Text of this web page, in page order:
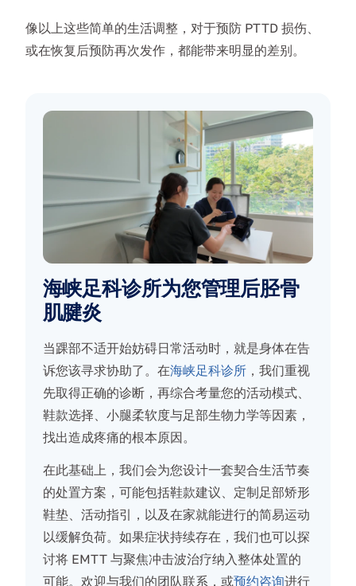
像以上这些简单的生活调整，对于预防 PTTD 损伤、
或在恢复后预防再次发作，都能带来明显的差别。
海峡足科诊所为您管理后胫骨
肌腱炎
当踝部不适开始妨碍日常活动时，就是身体在告
诉您该寻求协助了。在海峡足科诊所，我们重视
先取得正确的诊断，再综合考量您的活动模式、
鞋款选择、小腿柔软度与足部生物力学等因素，
找出造成疼痛的根本原因。
在此基础上，我们会为您设计一套契合生活节奏
的处置方案，可能包括鞋款建议、定制足部矫形
鞋垫、活动指引，以及在家就能进行的简易运动
以缓解负荷。如果症状持续存在，我们也可以探
讨将 EMTT 与聚焦冲击波治疗纳入整体处置的
可能。欢迎与我们的团队联系，或预约咨询进行